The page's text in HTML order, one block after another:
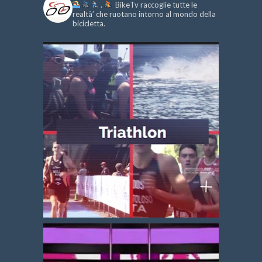
.
BikeTv raccoglie tutte le
realtà’ che ruotano intorno al mondo della
bicicletta.